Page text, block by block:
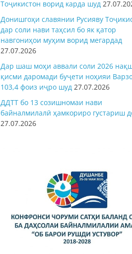
Тоҷикистон ворид карда шуд
Донишгоҳи славянии Русияву
дар соли нави таҳсил бо як қатор
навгониҳои муҳим ворид мегардад
27.07.2026
Дар шаш моҳи аввали соли 2026
қисми даромади буҷети ноҳияи
103,4 фоиз иҷро шуд 27.07.2026
ДДТТ бо 13 созишномаи нави
байналмилалӣ ҳамкориро густариш
27.07.2026